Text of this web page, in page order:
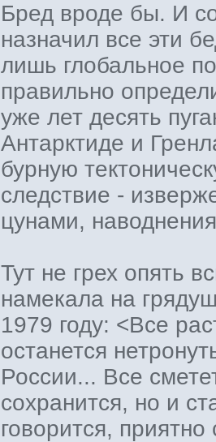
Бред вроде бы. И
назначил все эти
лишь глобальное
правильно
уже лет десять
Антарктиде и
бурную
следствие -
цунами,
Тут не грех опять
намекала на
1979 году: <Все
останется
России... Все
сохранится, но и
говорится,